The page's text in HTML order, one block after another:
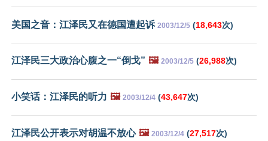
美国之音：江泽民又在德国遭起诉 2003/12/5 (18,643次)
江泽民三大政治心腹之一“倒戈” 🖼️ 2003/12/5 (26,988次)
小笑话：江泽民的听力 🖼️ 2003/12/4 (43,647次)
江泽民公开表示对胡温不放心 🖼️ 2003/12/4 (27,517次)